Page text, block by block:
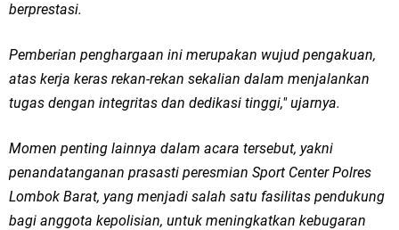
berprestasi.
Pemberian penghargaan ini merupakan wujud pengakuan,
atas kerja keras rekan-rekan sekalian dalam menjalankan
tugas dengan integritas dan dedikasi tinggi," ujarnya.
Momen penting lainnya dalam acara tersebut, yakni
penandatanganan prasasti peresmian Sport Center Polres
Lombok Barat, yang menjadi salah satu fasilitas pendukung
bagi anggota kepolisian, untuk meningkatkan kebugaran